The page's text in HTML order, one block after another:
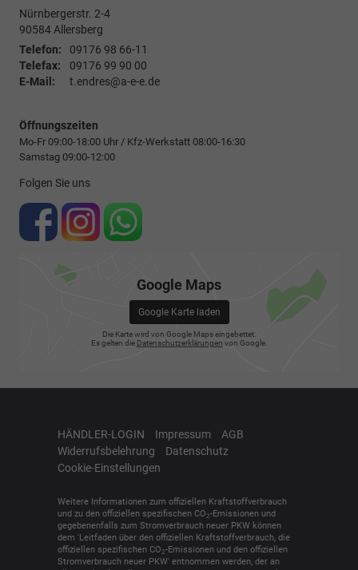
Nürnbergerstr. 2-4
90584Allersberg
Telefon:
09176 98 66-11
Telefax:
09176 99 90 00
E-Mail:
t.endres@a-e-e.de
Öffnungszeiten
Mo-Fr 09:00-18:00 Uhr / Kfz-Werkstatt 08:00-16:30
Samstag 09:00-12:00
Folgen Sie uns
Google Maps
Google Karte laden
Die Karte wird von Google Maps eingebettet.
Es gelten die Datenschutzerklärungen von Google.
HÄNDLER-LOGIN Impressum
AGB
Widerrufsbelehrung
Datenschutz
Cookie-Einstellungen
Weitere Informationen zum offiziellen Kraftstoffverbrauch
und zu den offiziellen spezifischen CO2-Emissionen und
gegebenenfalls zum Stromverbrauch neuer PKW können
dem 'Leitfaden über den offiziellen Kraftstoffverbrauch, die
offiziellen spezifischen CO2-Emissionen und den offiziellen
Stromverbrauch neuer PKW' entnommen werden, der an